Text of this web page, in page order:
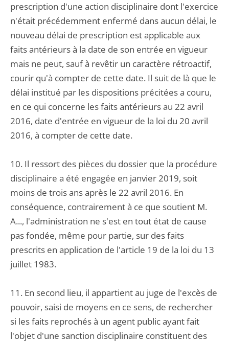
prescription d'une action disciplinaire dont l'exercice
n'était précédemment enfermé dans aucun délai, le
nouveau délai de prescription est applicable aux
faits antérieurs à la date de son entrée en vigueur
mais ne peut, sauf à revêtir un caractère rétroactif,
courir qu'à compter de cette date. Il suit de là que le
délai institué par les dispositions précitées a couru,
en ce qui concerne les faits antérieurs au 22 avril
2016, date d'entrée en vigueur de la loi du 20 avril
2016, à compter de cette date.
10. Il ressort des pièces du dossier que la procédure
disciplinaire a été engagée en janvier 2019, soit
moins de trois ans après le 22 avril 2016. En
conséquence, contrairement à ce que soutient M.
A..., l'administration ne s'est en tout état de cause
pas fondée, même pour partie, sur des faits
prescrits en application de l'article 19 de la loi du 13
juillet 1983.
11. En second lieu, il appartient au juge de l'excès de
pouvoir, saisi de moyens en ce sens, de rechercher
si les faits reprochés à un agent public ayant fait
l'objet d'une sanction disciplinaire constituent des